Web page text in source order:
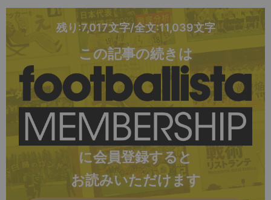
残り:7,017文字/全文:11,039文字
この記事の続きは
に会員登録すると
お読みいただけます